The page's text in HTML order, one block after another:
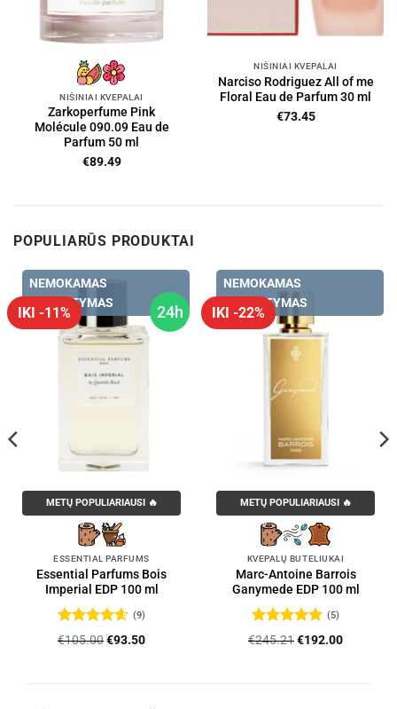
NIŠINIAI KVEPALAI
Zarkoperfume Pink
Molécule 090.09 Eau de
Parfum 50 ml
€89.49
NIŠINIAI KVEPALAI
Narciso Rodriguez All of me
Floral Eau de Parfum 30 ml
€73.45
POPULIARŪS PRODUKTAI
24h
IKI -11%
NEMOKAMAS
PRISTATYMAS
METŲ POPULIARIAUSI 🔥
ESSENTIAL PARFUMS
Essential Parfums Bois
Imperial EDP 100 ml
Įvertinimas:
(9)
€105.00Original
€93.50Current
IKI -22%
NEMOKAMAS
PRISTATYMAS
METŲ POPULIARIAUSI 🔥
KVEPALŲ BUTELIUKAI
Marc-Antoine Barrois
Ganymede EDP 100 ml
Įvertinimas:
(5)
€245.21Original
€192.00Current